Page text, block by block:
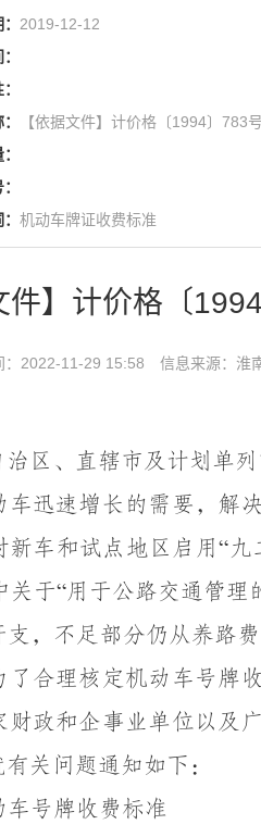
2019-12-12
【依据文件】计价格〔1994〕783
机动车牌证收费标准
件】计价格〔
：2022-11-29 15:58 信息来源：淮
区、直辖市及计划单
车迅速增长的需要，解
新车和试点地区启用“九
关于“用于公路交通管理
支，不足部分仍从养路
了合理核定机动车号牌
财政和企事业单位以及
关问题通知如下：
车号牌收费标准